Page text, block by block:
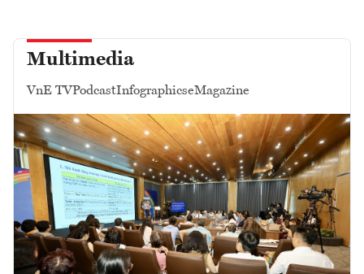
Multimedia
VnE TVPodcastInfographicseMagazine